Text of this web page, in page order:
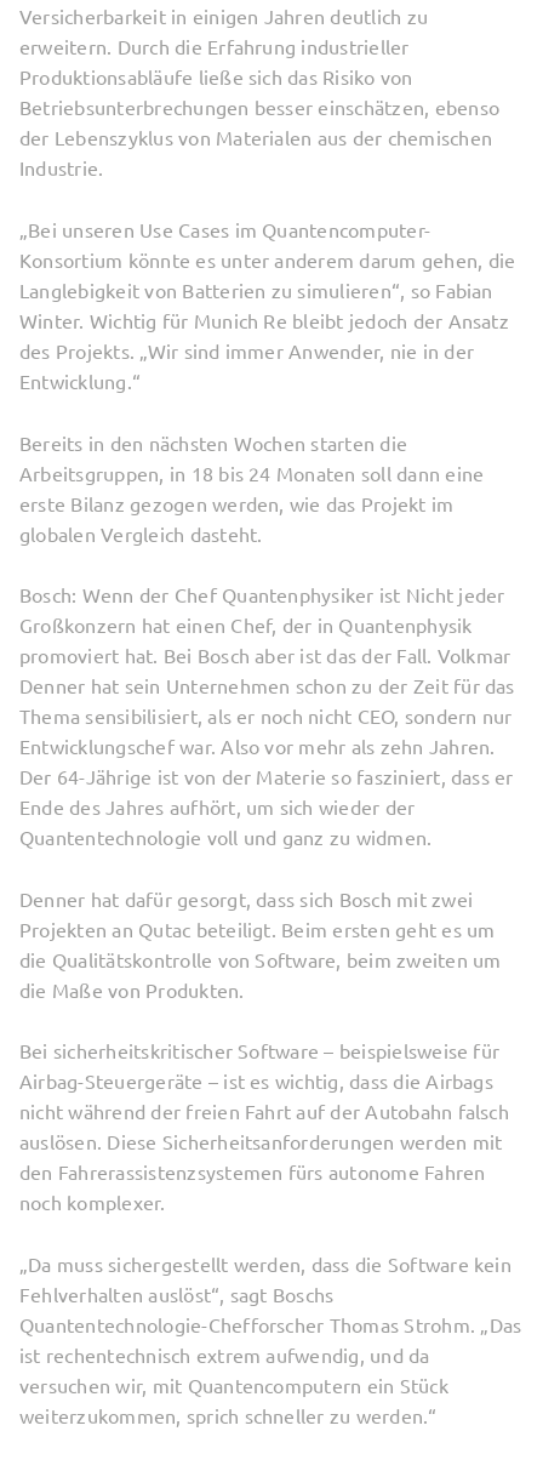
Versicherbarkeit in einigen Jahren deutlich zu
erweitern. Durch die Erfahrung industrieller
Produktionsabläufe ließe sich das Risiko von
Betriebsunterbrechungen besser einschätzen, ebenso
der Lebenszyklus von Materialen aus der chemischen
Industrie.
„Bei unseren Use Cases im Quantencomputer-
Konsortium könnte es unter anderem darum gehen, die
Langlebigkeit von Batterien zu simulieren“, so Fabian
Winter. Wichtig für Munich Re bleibt jedoch der Ansatz
des Projekts. „Wir sind immer Anwender, nie in der
Entwicklung.“
Bereits in den nächsten Wochen starten die
Arbeitsgruppen, in 18 bis 24 Monaten soll dann eine
erste Bilanz gezogen werden, wie das Projekt im
globalen Vergleich dasteht.
Bosch: Wenn der Chef Quantenphysiker ist Nicht jeder
Großkonzern hat einen Chef, der in Quantenphysik
promoviert hat. Bei Bosch aber ist das der Fall. Volkmar
Denner hat sein Unternehmen schon zu der Zeit für das
Thema sensibilisiert, als er noch nicht CEO, sondern nur
Entwicklungschef war. Also vor mehr als zehn Jahren.
Der 64-Jährige ist von der Materie so fasziniert, dass er
Ende des Jahres aufhört, um sich wieder der
Quantentechnologie voll und ganz zu widmen.
Denner hat dafür gesorgt, dass sich Bosch mit zwei
Projekten an Qutac beteiligt. Beim ersten geht es um
die Qualitätskontrolle von Software, beim zweiten um
die Maße von Produkten.
Bei sicherheitskritischer Software – beispielsweise für
Airbag-Steuergeräte – ist es wichtig, dass die Airbags
nicht während der freien Fahrt auf der Autobahn falsch
auslösen. Diese Sicherheitsanforderungen werden mit
den Fahrerassistenzsystemen fürs autonome Fahren
noch komplexer.
„Da muss sichergestellt werden, dass die Software kein
Fehlverhalten auslöst“, sagt Boschs
Quantentechnologie-Chefforscher Thomas Strohm. „Das
ist rechentechnisch extrem aufwendig, und da
versuchen wir, mit Quantencomputern ein Stück
weiterzukommen, sprich schneller zu werden.“